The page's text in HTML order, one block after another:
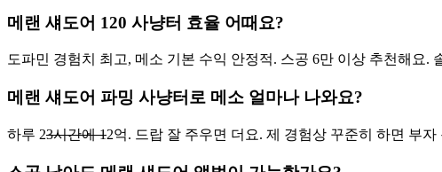
메랜 섀도어 120 사냥터 효율 어때요?
도파민 경험치 최고, 메소 기본 수익 안정적. 스공 6만 이상 추천해요.
메랜 섀도어 파밍 사냥터로 메소 얼마나 나와요?
하루 23시간에 12억. 드랍 잘 주우면 더요. 제 경험상 꾸준히 하면 부자